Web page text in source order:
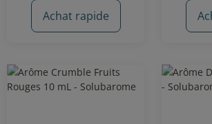
Achat rapide